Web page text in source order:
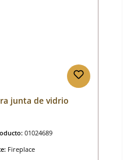
junta de vidrio
01024689
Fireplace